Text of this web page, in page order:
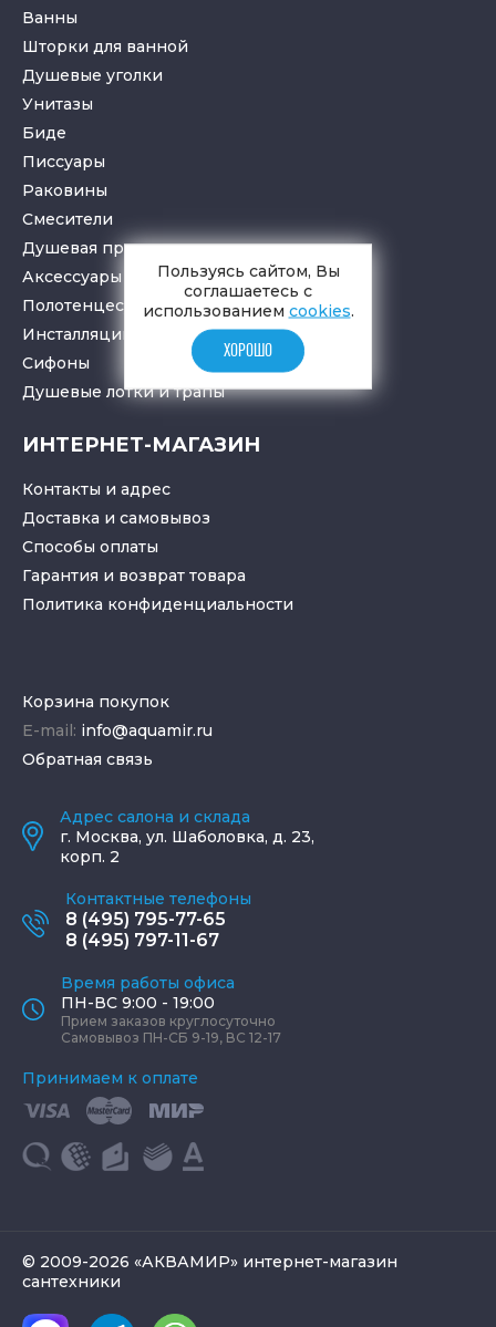
Ванны
Шторки для ванной
Душевые уголки
Унитазы
Биде
Писсуары
Раковины
Смесители
Душевая программа
Аксессуары в ванную
Полотенцесушители
Инсталляции для санузлов
Cифоны
Душевые лоткиитрапы
ИНТЕРНЕТ-МАГАЗИН
Контакты и адрес
Доставка и самовывоз
Способы оплаты
Гарантия и возврат товара
Политика конфиденциальности
Корзина покупок
E-mail: info@aquamir.ru
Обратная связь
Адрес салона и склада
г. Москва, ул. Шаболовка, д. 23,
корп. 2
Контактные телефоны
8 (495) 795-77-65
8 (495) 797-11-67
Время работы офиса
ПН-ВС 9:00 - 19:00
Прием заказов круглосуточно
Самовывоз ПН-СБ 9-19, ВС 12-17
Принимаем к оплате
© 2009-2026 «АКВАМИР» интернет-магазин
сантехники
Пользуясь сайтом, Вы
соглашаетесь с
использованием cookies.
ХОРОШО